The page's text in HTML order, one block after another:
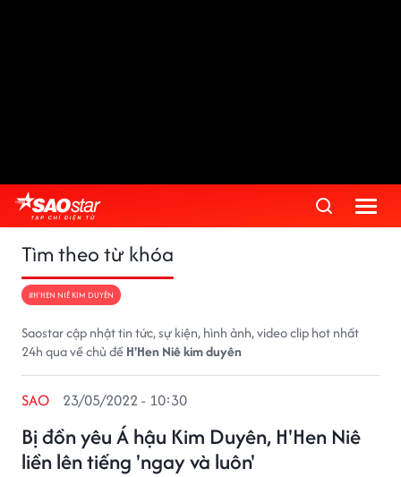
Tìm theo từ khóa
#H'HEN NIÊ KIM DUYÊN
Saostar cập nhật tin tức, sự kiện, hình ảnh, video clip hot nhất
24h qua về chủ đềH'Hen Niê kim duyên
Bị đồn yêu Á hậu Kim Duyên, H'Hen Niê
liền lên tiếng 'ngay và luôn'
SAO 23/05/2022 - 10:30